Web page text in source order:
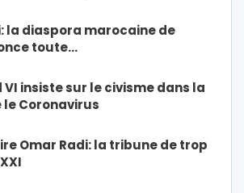
la diaspora marocaine de
toute…
insiste sur le civisme dans la
Coronavirus
Omar Radi: la tribune de trop